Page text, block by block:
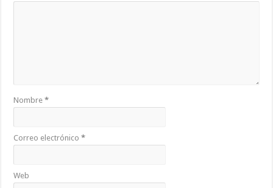
Nombre*
Correo electrónico*
Web